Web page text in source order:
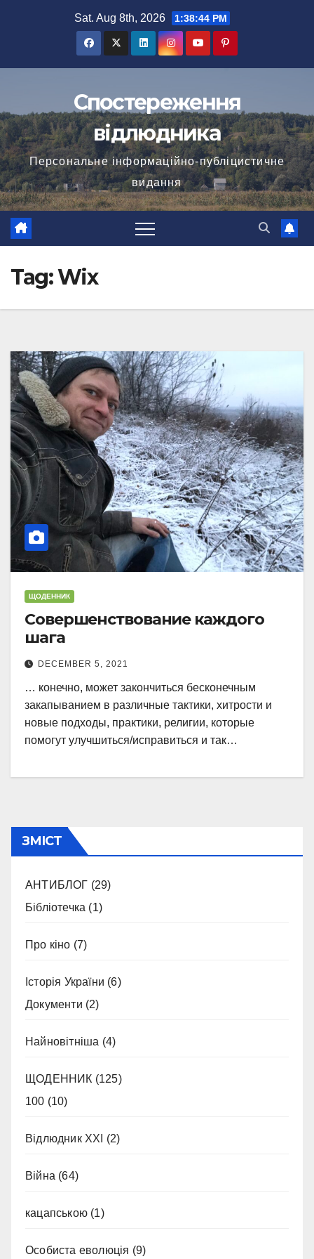
Sat. Aug 8th, 2026 1:38:44 PM
Спостереження
відлюдника
Персональне інформаційно-публіцистичне
видання
Tag:Wix
ЩОДЕННИК
Совершенствование каждого
шага
DECEMBER 5, 2021
… конечно, может закончиться бесконечным
закапыванием в различные тактики, хитрости и
новые подходы, практики, религии, которые
помогут улучшиться/исправиться и так…
ЗМІСТ
АНТИБЛОГ (29)
Бібліотечка (1)
Про кіно (7)
Історія України (6)
Документи (2)
Найновітніша (4)
ЩОДЕННИК (125)
100 (10)
Відлюдник XXI (2)
Війна (64)
кацапською (1)
Особиста еволюція (9)